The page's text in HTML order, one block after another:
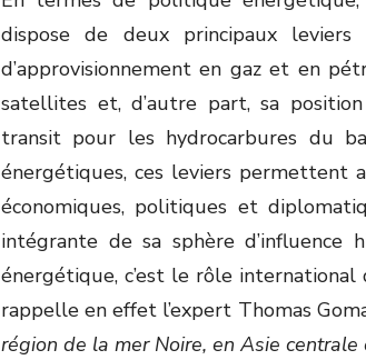
dispose de deux principaux leviers
d’approvisionnement en gaz et en
satellites et, d’autre part, sa
transit pour les hydrocarbures du
énergétiques, ces leviers permettent
économiques, politiques et
intégrante de sa sphère
énergétique, c’est le rôle
rappelle en effet l’expert Thomas
région de la mer Noire, en Asie centrale